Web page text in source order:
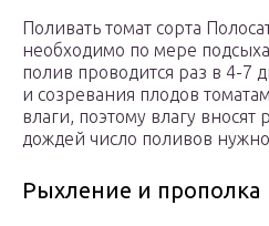
Поливать томат сорта
необходимо по мере
полив проводится раз в 4-7
и созревания плодов
влаги, поэтому влагу вносят
дождей число поливов
Рыхление и прополка